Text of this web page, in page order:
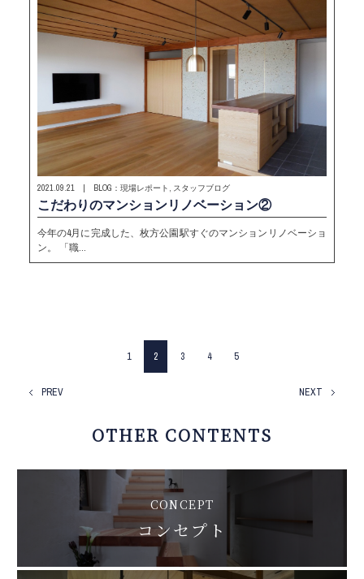
2021.09.21 | BLOG：現場レポート, スタッフブログ
こだわりのマンションリノベーション②
今年の4月に完成した、枚方公園駅すぐのマンションリノベーショ
ン。 「職…
PREV
1 2 3 4 5
NEXT
OTHER CONTENTS
CONCEPT
コンセプト